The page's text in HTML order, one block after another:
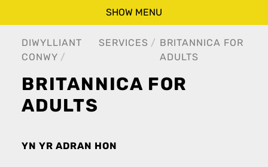
SHOW MENU
DIWYLLIANT
CONWY
SERVICES
BRITANNICA FOR
ADULTS
BRITANNICA FOR
ADULTS
YN YR ADRAN HON